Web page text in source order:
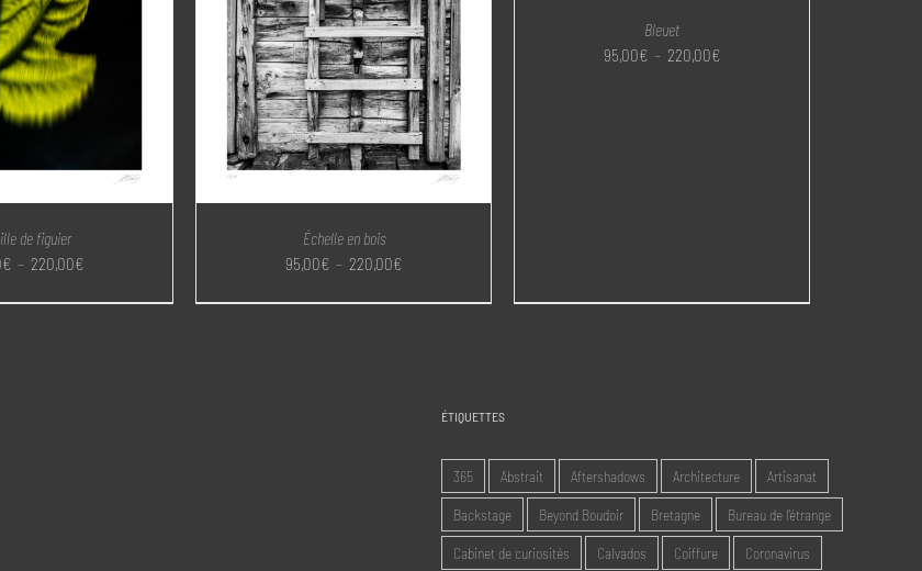
de figuier
€ – 220,00€
prix :
Échelle en bois
95,00€ – 220,00€
prix :
Bleuet
95,00€ – 220,00€
ÉTIQUETTES
365 Abstrait Aftershadows Architecture Artisanat
Backstage Beyond Boudoir Bretagne Bureau de l'étrange
Cabinet de curiosités Calvados Coiffure Coronavirus